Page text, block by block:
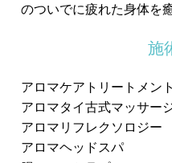
のついでに疲れた身体を
施
アロマケアトリートメント
アロマタイ古式マッサー
アロマリフレクソロジー
アロマヘッドスパ